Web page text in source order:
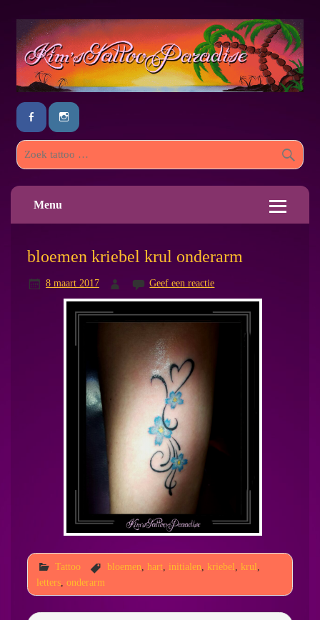
Menu
bloemen kriebel krul onderarm
8 maart 2017 Geef een reactie
Tattoo bloemen hart, initialen kriebel krul
letters, onderarm